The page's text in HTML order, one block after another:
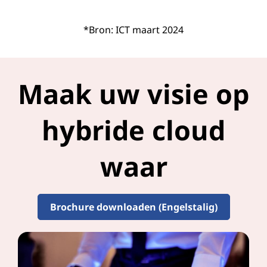
*Bron: ICT maart 2024
Maak uw visie op
hybride cloud
waar
Brochure downloaden (Engelstalig)